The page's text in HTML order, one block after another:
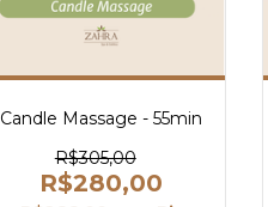
Candle Massage - 55min
R$305,00
R$280,00